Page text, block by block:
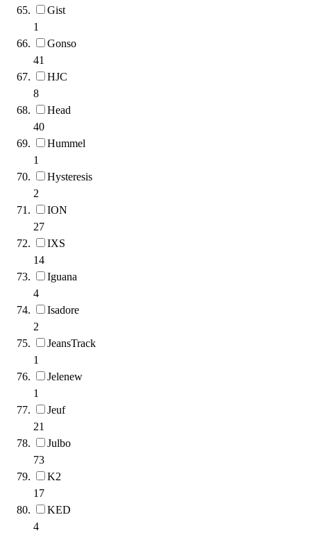
Gist
1
Gonso
41
HJC
8
Head
40
Hummel
1
Hysteresis
2
ION
27
IXS
14
Iguana
4
Isadore
2
JeansTrack
1
Jelenew
1
Jeuf
21
Julbo
73
K2
17
KED
4